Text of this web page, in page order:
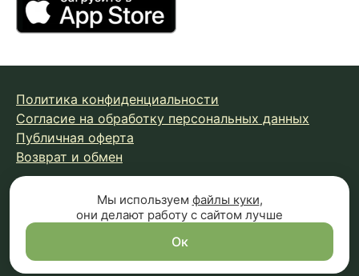
Политика конфиденциальности
Согласие на обработку персональных данных
Публичная оферта
Возврат и обмен
© 2026 Fungiline — зарегистрированная торговая марка.
Копирование материалов с сайта запрещено.
Вся информация на сайте носит справочный характер и
не является публичной офертой (п.2 ст.437 ГК РФ)
Мы используем файлы куки,
они делают работу с сайтом лучше
Ок